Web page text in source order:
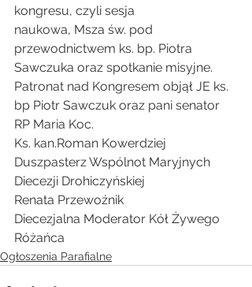
kongresu, czyli sesja
naukowa, Msza św. pod
przewodnictwem ks. bp. Piotra
Sawczuka oraz spotkanie misyjne.
Patronat nad Kongresem objął JE ks.
bp Piotr Sawczuk oraz pani senator
RP Maria Koc.
Ks. kan.Roman Kowerdziej
Duszpasterz Wspólnot Maryjnych
Diecezji Drohiczyńskiej
Renata Przewoźnik
Diecezjalna Moderator Kół Żywego
Różańca
Ogłoszenia Parafialne